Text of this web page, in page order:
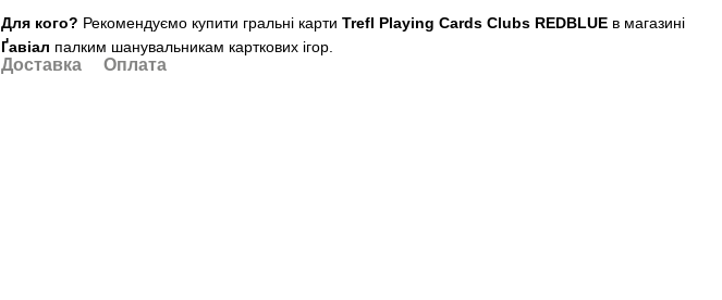
Для кого? Рекомендуємо купити гральні карти Trefl Playing Cards Clubs REDBLUE в магазині
Ґавіал палким шанувальникам карткових ігор.
Доставка Оплата